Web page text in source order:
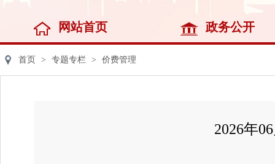
网站首页 政务公开
首页 > 专题专栏 > 价费管理
2026年